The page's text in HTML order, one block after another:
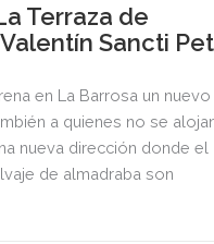
Terraza de
Sancti
en La Barrosa un nuevo
a quienes no se
nueva dirección donde el
de almadraba son